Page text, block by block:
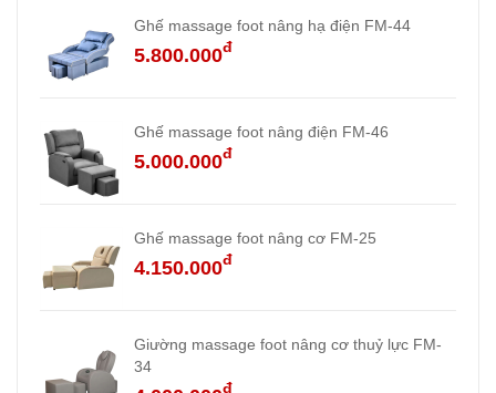
Ghế massage foot nâng hạ điện FM-44
5.800.000đ
Ghế massage foot nâng điện FM-46
5.000.000đ
Ghế massage foot nâng cơ FM-25
4.150.000đ
Giường massage foot nâng cơ thuỷ lực FM-
34
đ